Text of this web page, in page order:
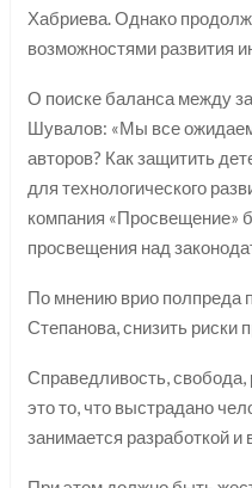
Хабриева. Однако
возможностями развития
О поиске баланса между
Шувалов: «Мы все ожидаем
авторов? Как защитить
для технологического
компания «Просвещение»
просвещения над
По мнению врио полпреда
Степанова, снизить риски
Справедливость, свобода,
это то, что выстрадано
занимается разработкой и